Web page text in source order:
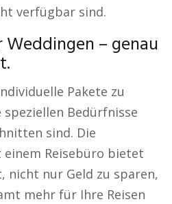
verfügbar sind.
Weddingen – genau
Pakete zu
Bedürfnisse
sind. Die
Reisebüro bietet
nicht nur Geld zu sparen,
mehr für Ihre Reisen